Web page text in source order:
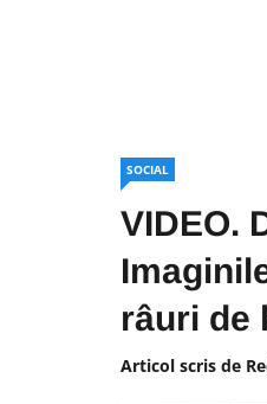
SOCIAL
VIDEO.
râuri de
Articol scris de